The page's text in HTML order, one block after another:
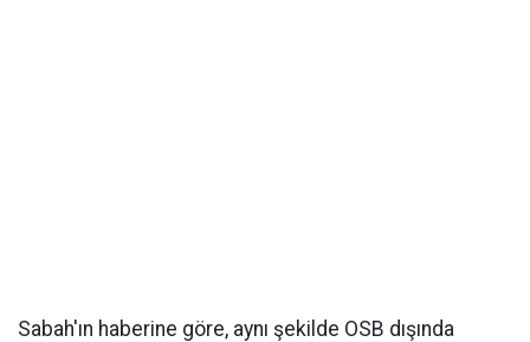
Sabah'ın haberine göre, aynı şekilde OSB dışında